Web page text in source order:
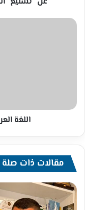
اللغة
اللغة
مقالات ذات صلة